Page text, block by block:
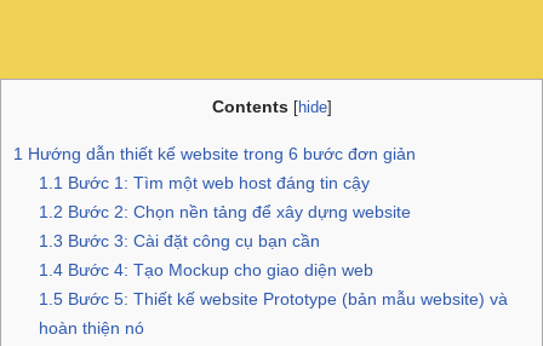
Contents [hide]
1 Hướng dẫn thiết kế website trong 6 bước đơn giản
1.1 Bước 1: Tìm một web host đáng tin cậy
1.2 Bước 2: Chọn nền tảng để xây dựng website
1.3 Bước 3: Cài đặt công cụ bạn cần
1.4 Bước 4: Tạo Mockup cho giao diện web
1.5 Bước 5: Thiết kế website Prototype (bản mẫu website) và
hoàn thiện nó